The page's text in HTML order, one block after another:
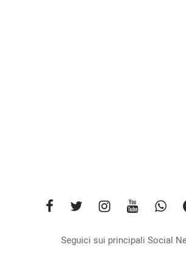
Seguici sui principali Social